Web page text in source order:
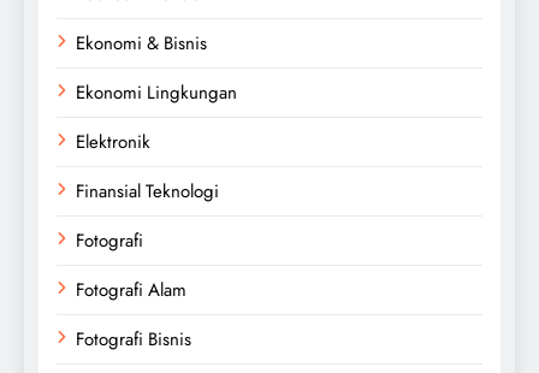
Ekonomi & Bisnis
Ekonomi Lingkungan
Elektronik
Finansial Teknologi
Fotografi
Fotografi Alam
Fotografi Bisnis